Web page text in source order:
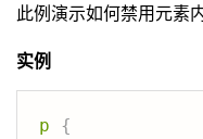
此例演示如何禁用元素
实例
p
{